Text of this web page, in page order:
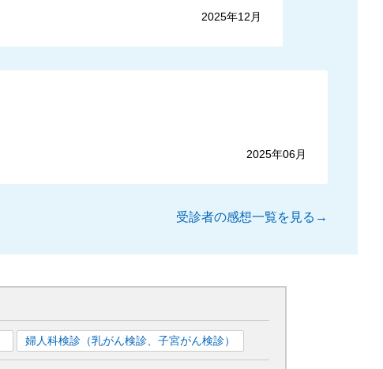
2025年12月
2025年06月
受診者の感想一覧を見る→
婦人科検診（乳がん検診、子宮がん検診）